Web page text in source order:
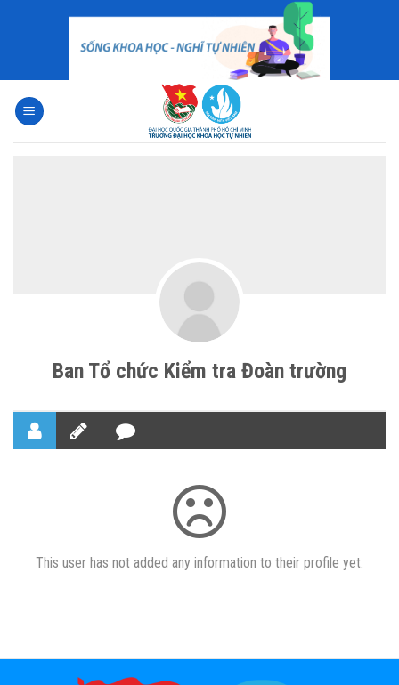
Ban Tổ chức Kiểm tra Đoàn trường
This user has not added any information to their profile yet.